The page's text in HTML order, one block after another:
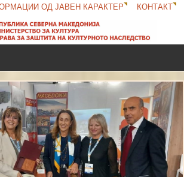
ОД ЈАВЕН КАРАКТЕР КОНТАКТ